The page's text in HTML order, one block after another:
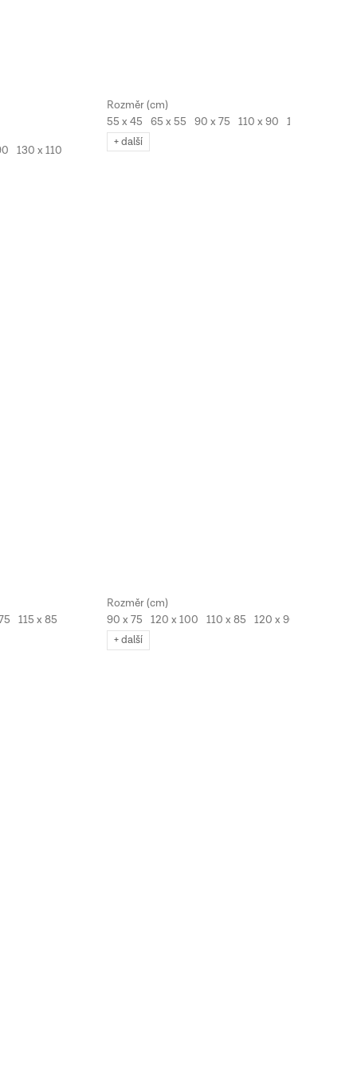
130 x 110
55 x 45 65 x 55 90 x 75 110 x 90 130 x 110
+ další
115 x 85 90 x 75 120 x 100 110 x 85 120 x 90
+ další